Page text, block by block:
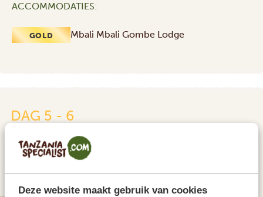
Deze website maakt gebruik van cookies
ACCOMMODATIES:
GOLD Mbali Mbali Gombe Lodge
DAG 5 - 6
RIT & BOOTTRANSFER VAN
KIGOMA NAAR MBALI MBALI LODGE
MAHALE